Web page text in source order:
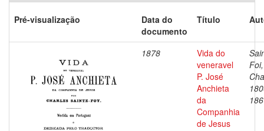
Pré-visualização
Data do
documento
Título
1878
Vida do
veneravel
P. José
Anchieta
da
Companhia
de Jesus
Foi,